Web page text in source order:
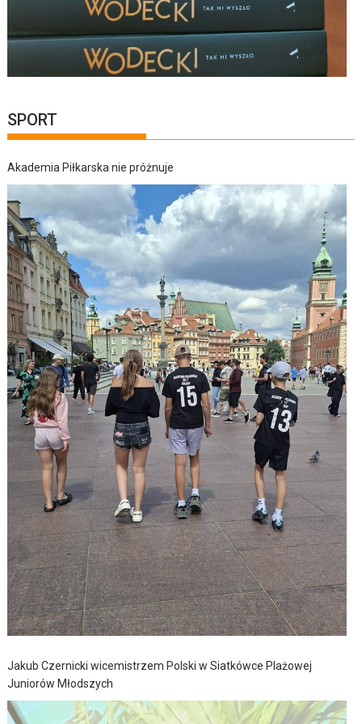
SPORT
Akademia Piłkarska nie próżnuje
Jakub Czernicki wicemistrzem Polski w Siatkówce Plażowej
Juniorów Młodszych